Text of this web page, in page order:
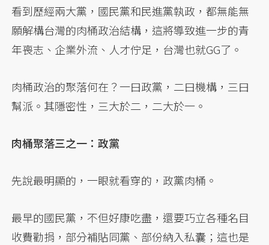
看到歷經兩大黨，國民黨和民進黨執政，都無能無
願解構台灣的肉桶政治結構，這將導致進一步的青
年喪志、企業外流、人才佇足，台灣也就GG了。
肉桶政治的聚落何在？一曰政黨，二曰機構，三曰
幫派。其隱密性，三大於二，二大於一。
肉桶聚落三之一：政黨
先說最明顯的，一眼就看穿的，政黨肉桶。
最早的國民黨，不但好康吃盡，還要巧立各種名目
收費勸捐，部分補貼同黨、部份納入私囊；這也是